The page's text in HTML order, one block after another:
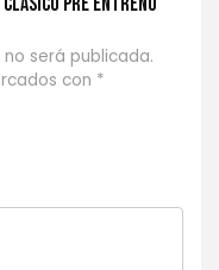
será publicada.
con *